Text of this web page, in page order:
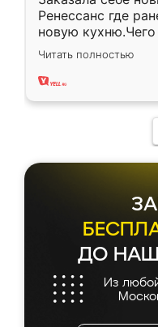
Ренессанс где
новую кухню.Чего
вполне довольна.
два года,
Читать полностью
ДО
Из